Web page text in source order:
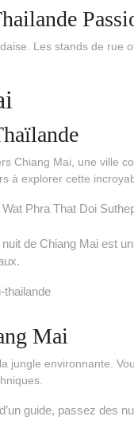
Les stands de rue
Chiang Mai, une ville
à explorer cette
Phra That Doi
de Chiang Mai est
Mai
jungle environnante.
guide, passez des